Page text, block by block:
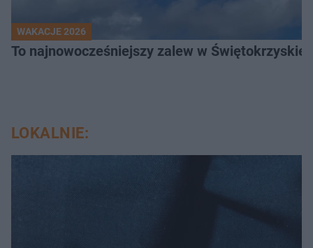
WAKACJE 2026
To najnowocześniejszy zalew w
LOKALNIE: